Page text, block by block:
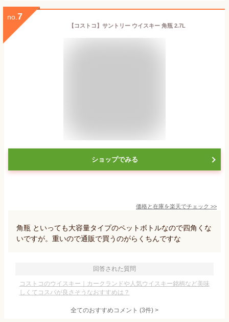
no. 7
【コストコ】サントリー ウイスキー 角瓶 2.7L
ショップでみる
価格と在庫を楽天でチェック >>
角瓶 といっても大容量タイプのペットボトルなので四角くな
いですが。重いので通販で買うのがらくちんですな
回答された質問
コストコのウイスキー｜カークランドや人気ウイスキー銘柄など美味
しくてコスパが良さそうなおすすめは？
全てのおすすめコメント (3件) >